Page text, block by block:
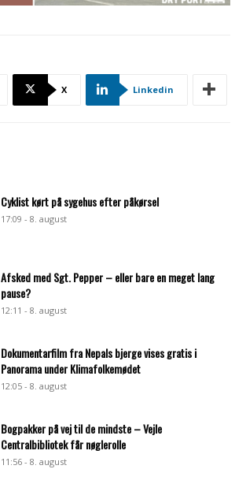
X Linkedin
Cyklist kørt på sygehus efter påkørsel
17:09 - 8. august
Afsked med Sgt. Pepper – eller bare en meget lang
pause?
12:11 - 8. august
Dokumentarfilm fra Nepals bjerge vises gratis i
Panorama under Klimafolkemødet
12:05 - 8. august
Bogpakker på vej til de mindste – Vejle
Centralbibliotek får nøglerolle
11:56 - 8. august